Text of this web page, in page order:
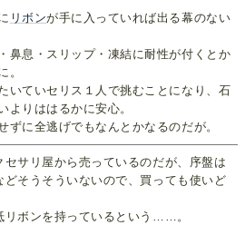
リボンが手に入っていれば出る幕のない
鼻息・スリップ・凍結に耐性が付くとか
。
いていセリス１人で挑むことになり、石
よりははるかに安心。
ずに全逃げでもなんとかなるのだが。
サリ屋から売っているのだが、序盤は
そうそういないので、買っても使いど
リボンを持っているという……。